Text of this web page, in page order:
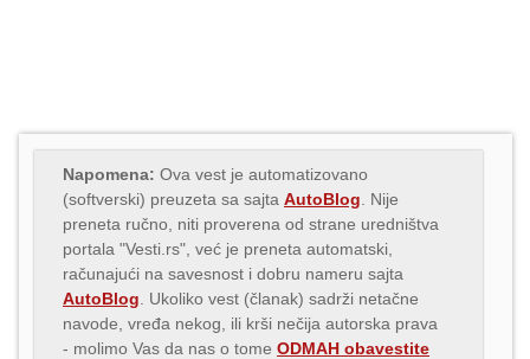
Napomena: Ova vest je automatizovano
(softverski) preuzeta sa sajta AutoBlog . Nije
preneta ručno, niti proverena od strane uredništva
portala "Vesti.rs", već je preneta automatski,
računajući na savesnost i dobru nameru sajta
AutoBlog . Ukoliko vest (članak) sadrži netačne
navode, vređa nekog, ili krši nečija autorska prava
- molimo Vas da nas o tome ODMAH obavestite